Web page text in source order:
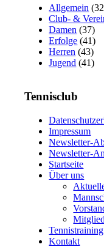
Allgemein
Club- &
Damen (37)
Erfolge (41)
Herren (43)
Jugend (41)
Tennisclub
Impressum
Newsletter-
Newsletter-
Startseite
Über uns
Tennistraining
Kontakt